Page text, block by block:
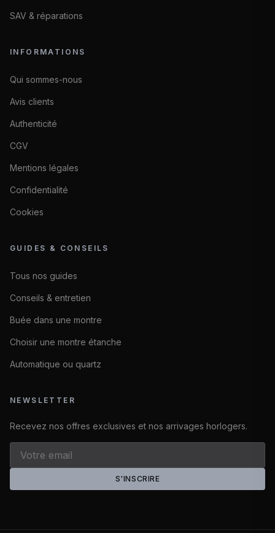
SAV & réparations
INFORMATIONS
Qui sommes-nous
Avis clients
Authenticité
CGV
Mentions légales
Confidentialité
Cookies
GUIDES & CONSEILS
Tous nos guides
Conseils & entretien
Buée dans une montre
Choisir une montre étanche
Automatique ou quartz
NEWSLETTER
Recevez nos offres exclusives et nos arrivages horlogers.
S'INSCRIRE